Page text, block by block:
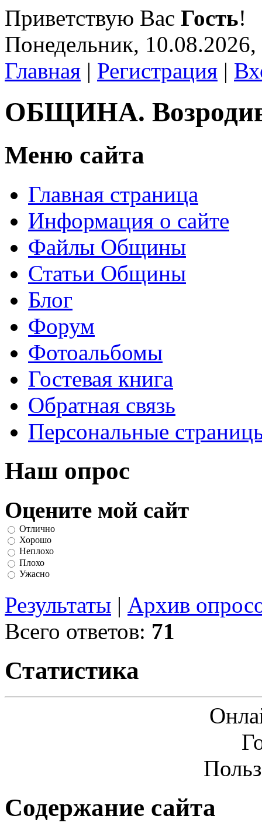
Приветствую Вас Гость!
Понедельник,
Главная | Регистрация |
ОБЩИНА.
Меню сайта
Главная страница
Информация о сайте
Файлы Общины
Статьи Общины
Блог
Форум
Фотоальбомы
Гостевая книга
Обратная связь
Персональные
Наш опрос
Оцените мой сайт
Отлично
Хорошо
Неплохо
Плохо
Ужасно
Результаты | Архив
Всего ответов: 71
Статистика
Содержание сайта